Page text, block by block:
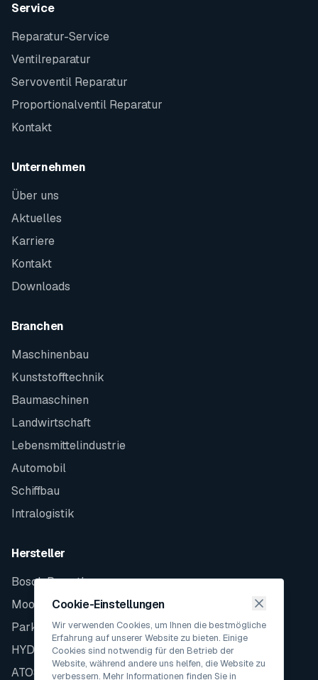
Service
Reparatur-Service
Ventilreparatur
Servoventil Reparatur
Proportionalventil Reparatur
Kontakt
Unternehmen
Über uns
Aktuelles
Karriere
Kontakt
Downloads
Branchen
Maschinenbau
Kunststofftechnik
Baumaschinen
Landwirtschaft
Lebensmittelindustrie
Automobil
Schiffbau
Intralogistik
Hersteller
Bosch Rexroth
Moog
Parker
HYDAC
ATOS
Cookie-Einstellungen
Wir verwenden Cookies, um Ihnen die bestmögliche
Erfahrung auf unserer Website zu bieten. Einige
Cookies sind notwendig für den Betrieb der
Website, während andere uns helfen, die Website zu
verbessern. Mehr Informationen finden Sie in